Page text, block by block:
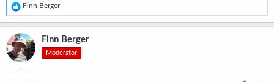
R
e
a
k
s
j
o
Finn Berger
Finn Berger
Moderator